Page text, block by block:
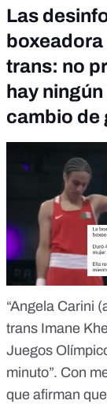
Las
boxeadora
trans: no
hay
cambio de
“Angela Carini
trans Imane
Juegos
minuto”. Con
que afirman